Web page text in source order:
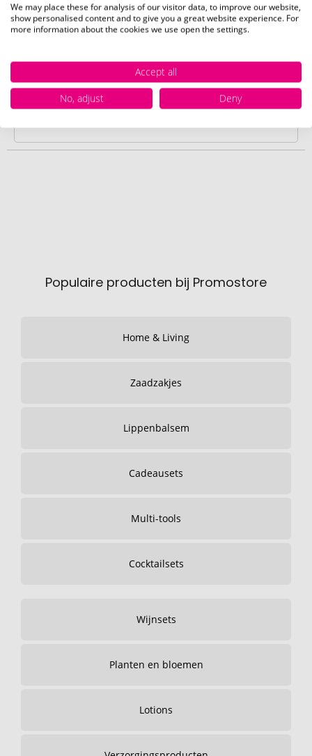
Punctuele en snelle levering
Na uw goedkeuring van het
drukvoorbeeld leveren wij op de
afgesproken datum – gegarandeerd.
Populaire producten bij Promostore
Home & Living
Zaadzakjes
Lippenbalsem
Cadeausets
Multi-tools
Cocktailsets
Wijnsets
Planten en bloemen
Lotions
We may place these for analysis of our visitor data, to improve our website,
show personalised content and to give you a great website experience. For
more information about the cookies we use open the settings.
Accept all
No, adjust
Deny